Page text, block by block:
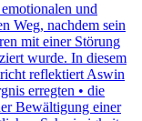
und
Weg, nachdem sein
mit einer Störung
wurde. In diesem
reflektiert Aswin
erregten • die
Bewältigung einer